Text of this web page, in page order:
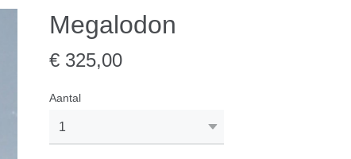
Megalodon
€ 325,00
Aantal